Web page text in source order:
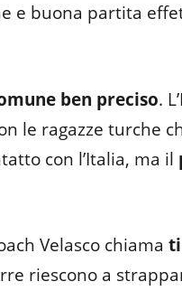
e buona partita
ben preciso.
le ragazze turche
con l’Italia, ma il
Velasco chiama
riescono a